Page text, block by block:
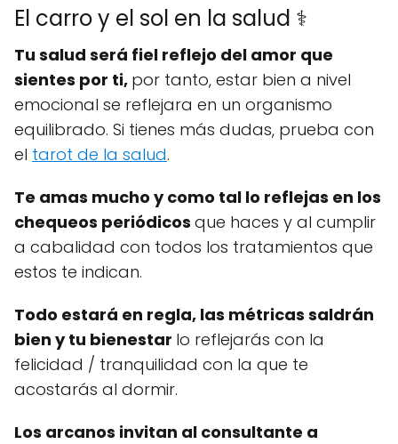
El carro y el sol en la salud ⚕️
Tu salud será fiel reflejo del amor que
sientes por ti, por tanto, estar bien a nivel
emocional se reflejara en un organismo
equilibrado. Si tienes más dudas, prueba con
el tarot de la salud.
Te amas mucho y como tal lo reflejas en los
chequeos periódicos que haces y al cumplir
a cabalidad con todos los tratamientos que
estos te indican.
Todo estará en regla, las métricas saldrán
bien y tu bienestar lo reflejarás con la
felicidad / tranquilidad con la que te
acostarás al dormir.
Los arcanos invitan al consultante a